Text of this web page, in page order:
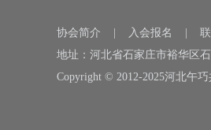
协会简介 入会报名
地址：河北省石家庄市裕华区
Copyright © 2012-2025河北午